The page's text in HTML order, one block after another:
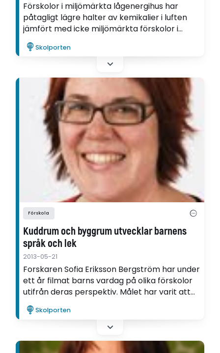
Förskolor i miljömärkta lågenergihus har
påtagligt lägre halter av kemikalier i luften
jämfört med icke miljömärkta förskolor i
vanliga hus. Det visar Josefin Perssons
forskning om inomhusluften i förskolor som är
byggda enligt ett lågenergikoncept.
Skolporten
Förskola
Kuddrum och byggrum utvecklar barnens
språk och lek
2013-05-21
Forskaren Sofia Eriksson Bergström har under
ett år filmat barns vardag på olika förskolor
utifrån deras perspektiv. Målet har varit att
ta reda på hur relationen mellan pedagoger,
fysisk miljö och barn ser ut. Hennes
avhandling visar att spretiga och oplanerade
Skolporten